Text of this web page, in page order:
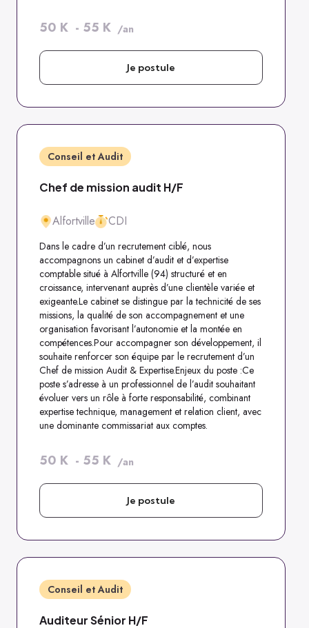
50 K - 55 K /an
Je postule
Conseil et Audit
Chef de mission audit H/F
Alfortville CDI
Dans le cadre d’un recrutement ciblé, nous
accompagnons un cabinet d’audit et d’expertise
comptable situé à Alfortville (94) structuré et en
croissance, intervenant auprès d’une clientèle variée et
exigeante.Le cabinet se distingue par la technicité de ses
missions, la qualité de son accompagnement et une
organisation favorisant l’autonomie et la montée en
compétences.Pour accompagner son développement, il
souhaite renforcer son équipe par le recrutement d’un
Chef de mission Audit & Expertise.Enjeux du poste :Ce
poste s’adresse à un professionnel de l’audit souhaitant
évoluer vers un rôle à forte responsabilité, combinant
expertise technique, management et relation client, avec
une dominante commissariat aux comptes.
50 K - 55 K /an
Je postule
Conseil et Audit
Auditeur Sénior H/F